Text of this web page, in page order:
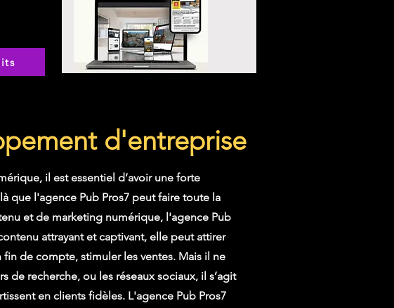
d'entreprise
il est essentiel d’avoir une forte
que l'agence Pub Pros7 peut faire toute la
et de marketing numérique, l'agence Pub
attrayant et captivant, elle peut attirer
de compte, stimuler les ventes. Mais il ne
de recherche, ou les réseaux sociaux, il s’agit
en clients fidèles. L'agence Pub Pros7